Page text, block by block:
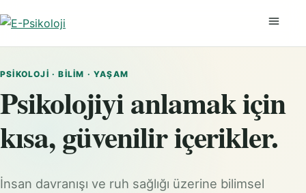
PSIKOLOJI · BILIM · YAŞAM
Psikolojiyi anlamak için
kısa, güvenilir içerikler.
İnsan davranışı ve ruh sağlığı üzerine bilimsel